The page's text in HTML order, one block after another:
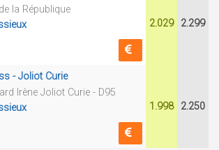
la République
2.029 2.299
- Joliot Curie
Irène Joliot Curie - D95
1.998 2.250